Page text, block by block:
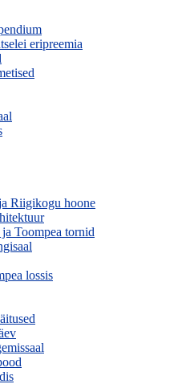
eripreemia
Riigikogu hoone
Toompea tornid
lossis